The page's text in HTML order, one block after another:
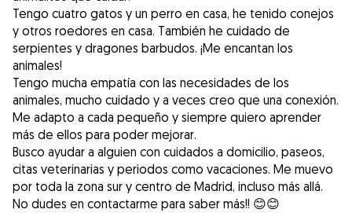
Tengo cuatro gatos y un perro en casa, he tenido conejos
y otros roedores en casa. También he cuidado de
serpientes y dragones barbudos. ¡Me encantan los
animales!
Tengo mucha empatía con las necesidades de los
animales, mucho cuidado y a veces creo que una conexión.
Me adapto a cada pequeño y siempre quiero aprender
más de ellos para poder mejorar.
Busco ayudar a alguien con cuidados a domicilio, paseos,
citas veterinarias y periodos como vacaciones. Me muevo
por toda la zona sur y centro de Madrid, incluso más allá.
No dudes en contactarme para saber más!! 😊😊